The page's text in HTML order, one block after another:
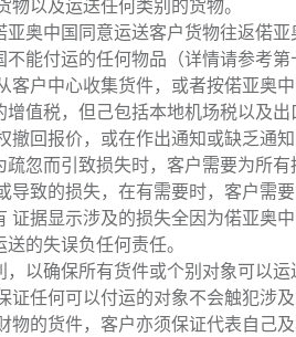
奥中国同意运送客户货物往返偌亚
能付运的任何物品（详情请参考
户中心收集货件，或者按偌亚奥
值税，但己包括本地机场税以及
回报价，或在作出通知或缺乏通知
忽而引致损失时，客户需要为所
导致的损失，在有需要时，客户
据显示涉及的损失全因为偌亚奥
的失误负任何责任。
以确保所有货件或个别对象可以
任何可以付运的对象不会触犯涉及
的货件，客户亦须保证代表自己